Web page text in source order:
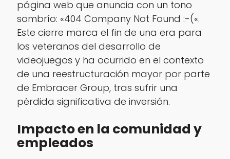
página web que anuncia con un tono
sombrío: «404 Company Not Found :-(«.
Este cierre marca el fin de una era para
los veteranos del desarrollo de
videojuegos y ha ocurrido en el contexto
de una reestructuración mayor por parte
de Embracer Group, tras sufrir una
pérdida significativa de inversión.
Impacto en la comunidad y
empleados